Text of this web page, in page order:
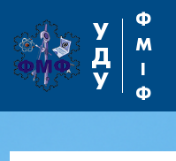
У
Д
У
Ф
М
І
Ф